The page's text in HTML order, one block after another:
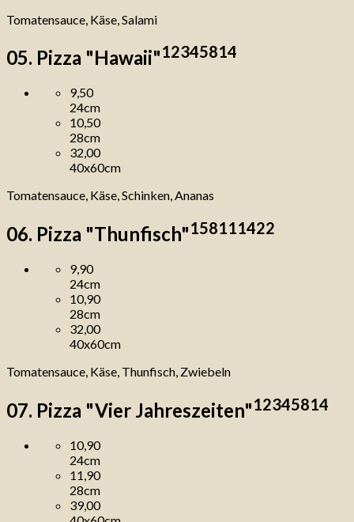
Tomatensauce, Käse, Salami
05. Pizza "Hawaii"12345814
9,50
24cm
10,50
28cm
32,00
40x60cm
Tomatensauce, Käse, Schinken, Ananas
06. Pizza "Thunfisch"158111422
9,90
24cm
10,90
28cm
32,00
40x60cm
Tomatensauce, Käse, Thunfisch, Zwiebeln
07. Pizza "Vier Jahreszeiten"12345814
10,90
24cm
11,90
28cm
39,00